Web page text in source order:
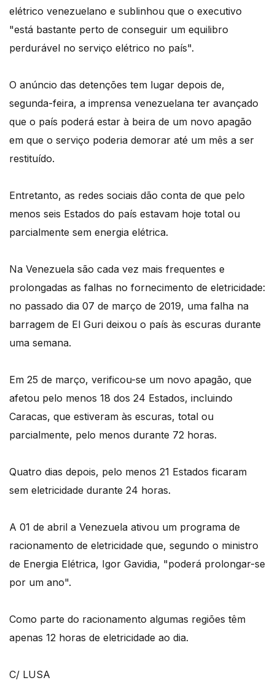
elétrico venezuelano e sublinhou que o executivo
"está bastante perto de conseguir um equilibro
perdurável no serviço elétrico no país".
O anúncio das detenções tem lugar depois de,
segunda-feira, a imprensa venezuelana ter avançado
que o país poderá estar à beira de um novo apagão
em que o serviço poderia demorar até um mês a ser
restituído.
Entretanto, as redes sociais dão conta de que pelo
menos seis Estados do país estavam hoje total ou
parcialmente sem energia elétrica.
Na Venezuela são cada vez mais frequentes e
prolongadas as falhas no fornecimento de eletricidade:
no passado dia 07 de março de 2019, uma falha na
barragem de El Guri deixou o país às escuras durante
uma semana.
Em 25 de março, verificou-se um novo apagão, que
afetou pelo menos 18 dos 24 Estados, incluindo
Caracas, que estiveram às escuras, total ou
parcialmente, pelo menos durante 72 horas.
Quatro dias depois, pelo menos 21 Estados ficaram
sem eletricidade durante 24 horas.
A 01 de abril a Venezuela ativou um programa de
racionamento de eletricidade que, segundo o ministro
de Energia Elétrica, Igor Gavidia, "poderá prolongar-se
por um ano".
Como parte do racionamento algumas regiões têm
apenas 12 horas de eletricidade ao dia.
C/ LUSA